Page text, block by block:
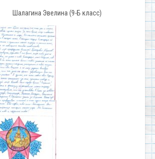
Эвелина (9-Б класс)